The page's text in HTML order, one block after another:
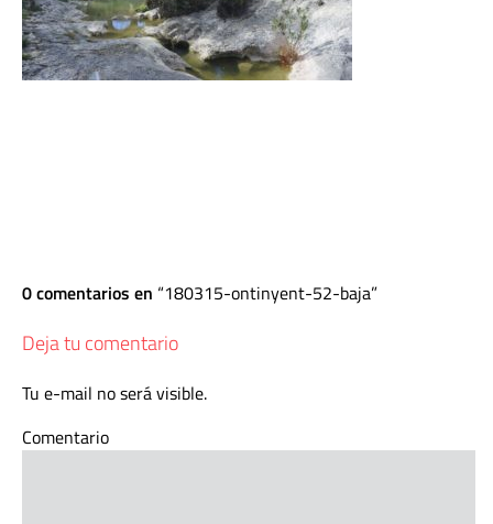
0 comentarios en 180315-ontinyent-52-baja
Deja tu comentario
Tu e-mail no será visible.
Comentario